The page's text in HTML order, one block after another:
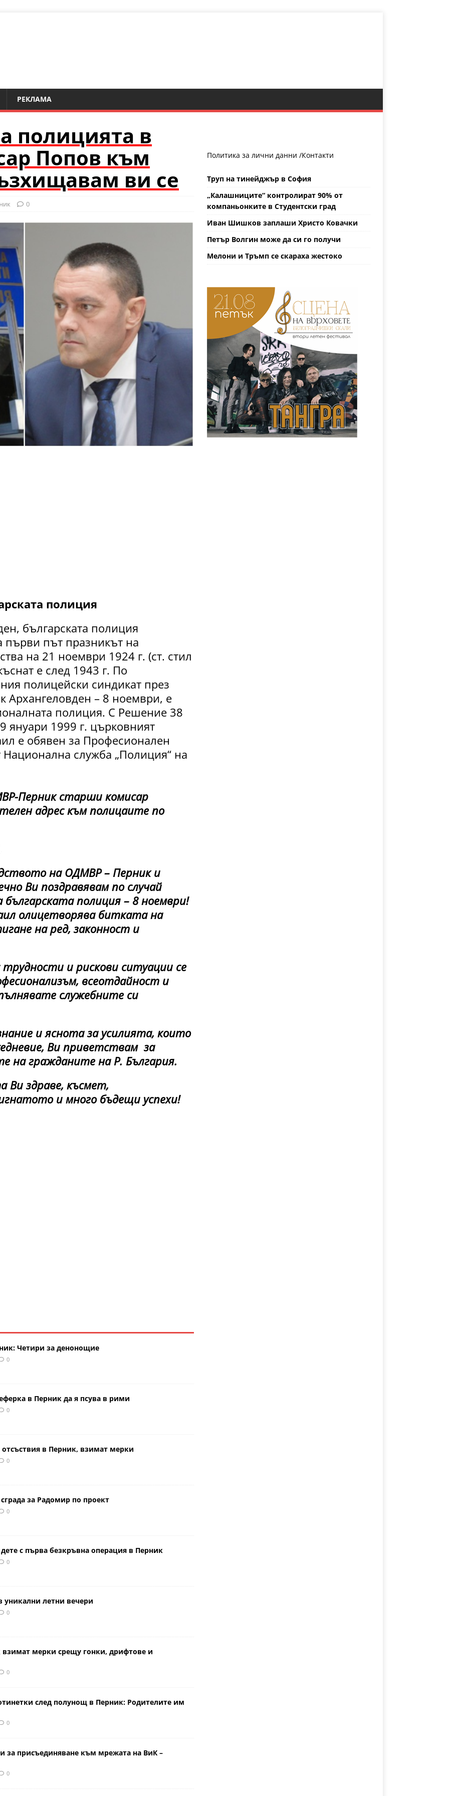
РЕКЛАМА
полицията в
Попов към
ви се
0
полиция
българската полиция
първи път празникът на
на 21 ноември 1924 г. (ст. стил
е след 1943 г. По
полицейски синдикат през
Архангеловден – 8 ноември, е
полиция. С Решение 38
януари 1999 г. църковният
е обявен за Професионален
Национална служба „Полиция“ на
Перник старши комисар
адрес към полицаите по
на ОДМВР – Перник и
Ви поздравявам по случай
полиция – 8 ноември!
олицетворява битката на
на ред, законност и
и рискови ситуации се
всеотдайност и
служебните си
и яснота за усилията, които
Ви приветствам за
на гражданите на Р. България.
Ви здраве, късмет,
и много бъдещи успехи!
Четири за денонощие
0
в Перник да я псува в рими
0
в Перник, взимат мерки
0
за Радомир по проект
0
с първа безкръвна операция в Перник
0
летни вечери
0
мерки срещу гонки, дрифтове и
0
след полунощ в Перник: Родителите им
0
за присъединяване към мрежата на ВиК –
0
Политика за лични данни /Контакти
Труп на тинейджър в София
„Калашниците“ контролират 90% от
компаньонките в Студентски град
Иван Шишков заплаши Христо Ковачки
Петър Волгин може да си го получи
Мелони и Тръмп се скараха жестоко